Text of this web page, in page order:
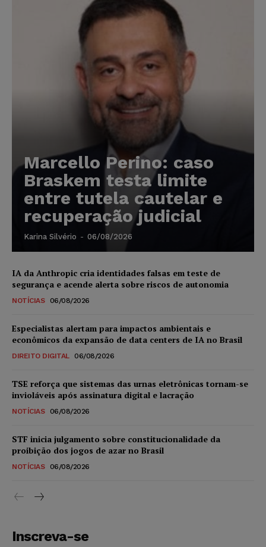
Marcello Perino: caso
Braskem testa limite
entre tutela cautelar e
recuperação judicial
Karina Silvério - 06/08/2026
IA da Anthropic cria identidades falsas em teste de
segurança e acende alerta sobre riscos de autonomia
NOTÍCIAS 06/08/2026
Especialistas alertam para impactos ambientais e
econômicos da expansão de data centers de IA no Brasil
DIREITO DIGITAL 06/08/2026
TSE reforça que sistemas das urnas eletrônicas tornam-se
invioláveis após assinatura digital e lacração
NOTÍCIAS 06/08/2026
STF inicia julgamento sobre constitucionalidade da
proibição dos jogos de azar no Brasil
NOTÍCIAS 06/08/2026
Inscreva-se